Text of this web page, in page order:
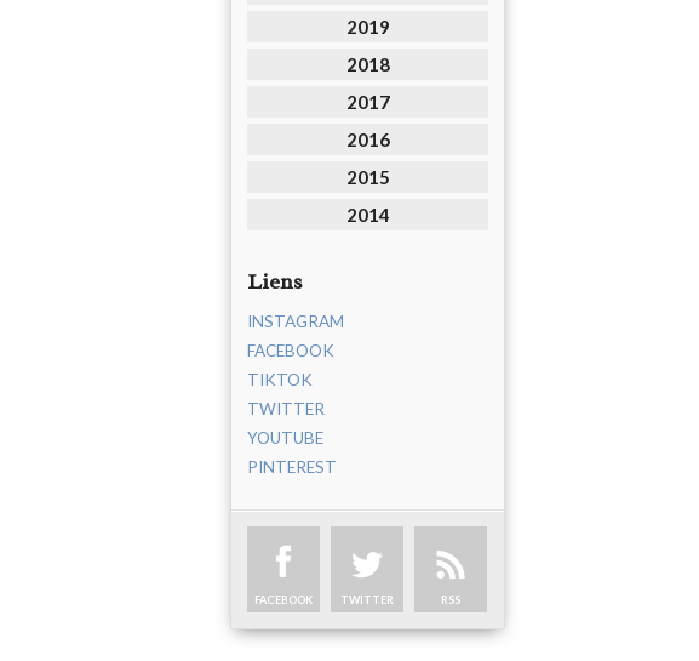
2019
2018
2017
2016
2015
2014
Liens
INSTAGRAM
FACEBOOK
TIKTOK
TWITTER
YOUTUBE
PINTEREST
FACEBOOK TWITTER RSS